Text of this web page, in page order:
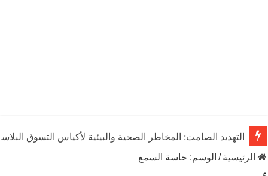
التهديد الصامت: المخاطر الصحية والبيئية لأكياس التسوق
الرئيسية/ الوسم: حاسة السمع